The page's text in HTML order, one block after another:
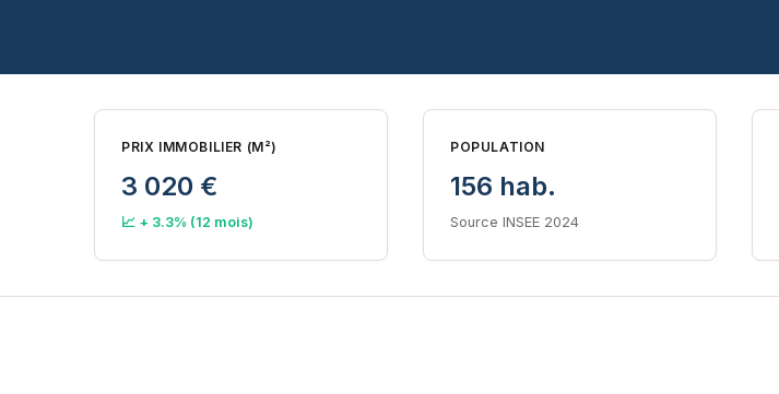
PRIX IMMOBILIER (M²)
3 020 €
📈 + 3.3% (12 mois)
POPULATION
156 hab.
Source INSEE 2024